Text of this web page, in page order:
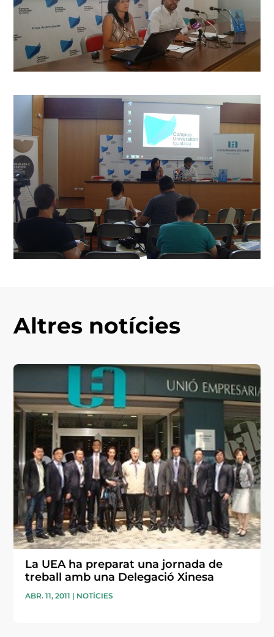
Altres notícies
La UEA ha preparat una jornada de
treball amb una Delegació Xinesa
ABR. 11, 2011 | NOTÍCIES